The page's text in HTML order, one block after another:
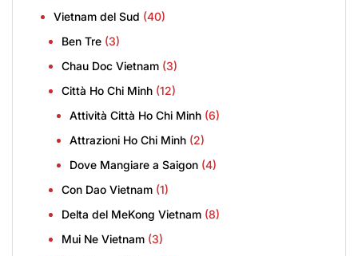
Vietnam del Sud (40)
Ben Tre (3)
Chau Doc Vietnam (3)
Città Ho Chi Minh (12)
Attività Città Ho Chi Minh (6)
Attrazioni Ho Chi Minh (2)
Dove Mangiare a Saigon (4)
Con Dao Vietnam (1)
Delta del MeKong Vietnam (8)
Mui Ne Vietnam (3)